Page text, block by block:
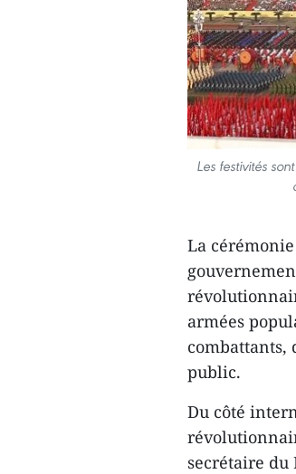
Les festivités
La
armées
combattants,
public.
Du côté
secrétaire du